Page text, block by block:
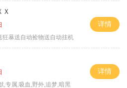
Ｘ
狂暴送自动捡物送自动挂机
详情
,专属,吸血,野外,追梦,暗黑
详情